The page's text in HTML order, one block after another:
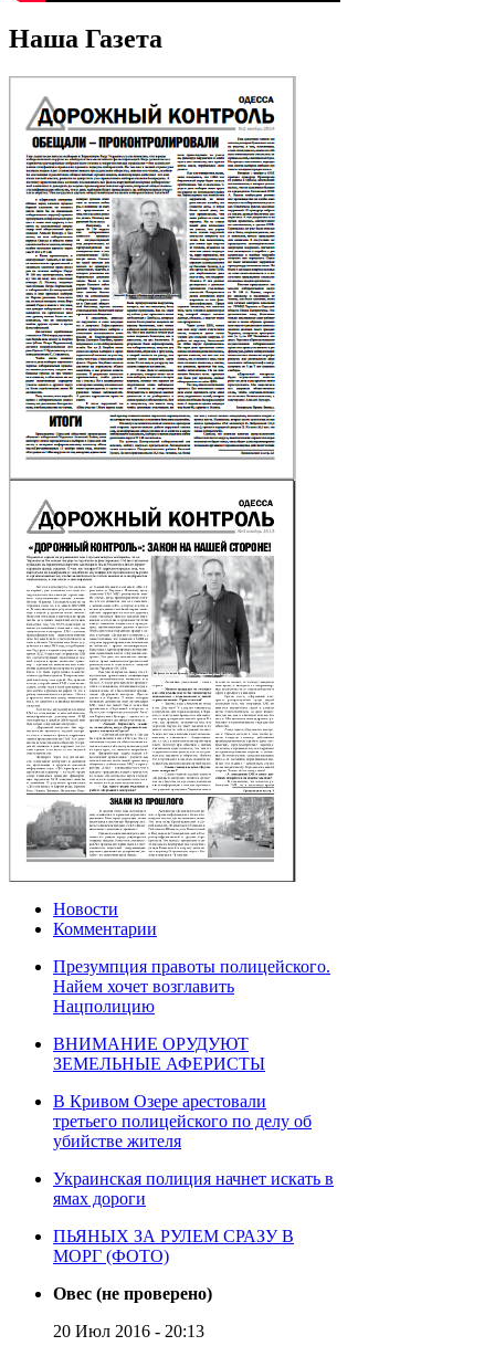
Наша Газета
Новости
Комментарии
Презумпция правоты полицейского.
Найем хочет возглавить
Нацполицию
ВНИМАНИЕ ОРУДУЮТ
ЗЕМЕЛЬНЫЕ АФЕРИСТЫ
В Кривом Озере арестовали
третьего полицейского по делу об
убийстве жителя
Украинская полиция начнет искать в
ямах дороги
ПЬЯНЫХ ЗА РУЛЕМ СРАЗУ В
МОРГ (ФОТО)
Овес (не проверено)
20 Июл 2016 - 20:13